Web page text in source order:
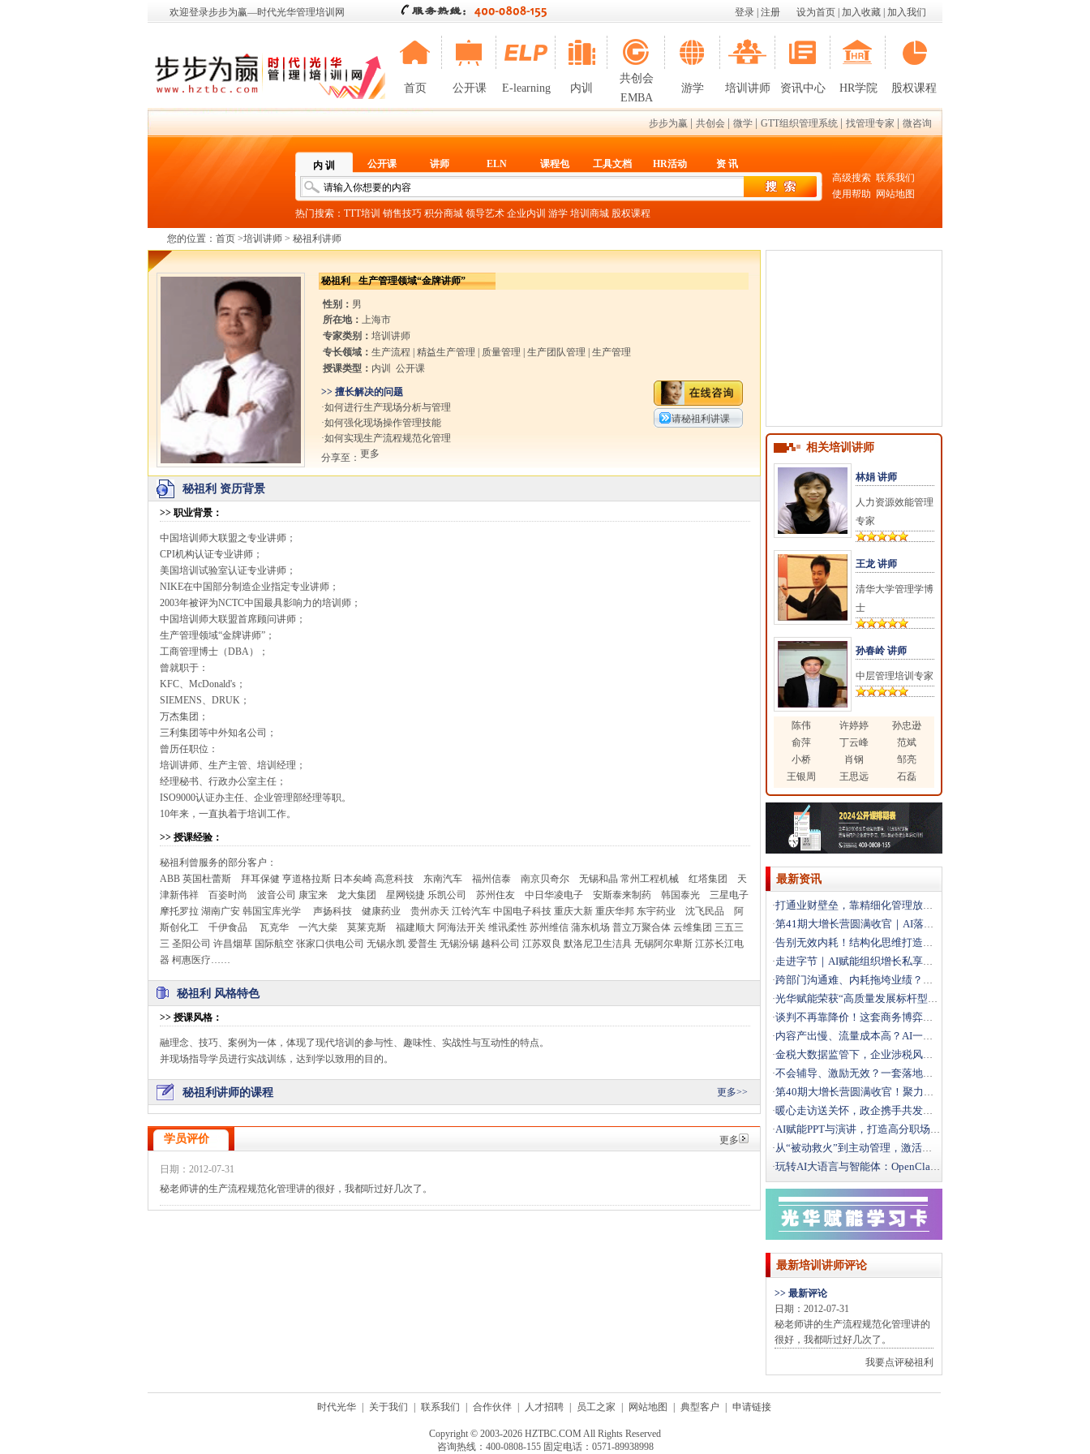
欢迎登录步步为赢—时代光华管理培训网 设为首页 加入收藏 加入我们
登录 注册
首页 公开课 E-learning 内训
共创会
EMBA
游学 培训讲师 资讯中心 HR学院 股权课程
步步为赢 共创会 微学 GTT组织管理系统 找管理专家 微咨询
内 训 公开课 讲师 ELN 课程包 工具文档 HR活动 资 讯
热门搜索： TTT培训 销售技巧 积分商城 领导艺术 企业内训 游学 培训商城 股权课程
高级搜索 联系我们
使用帮助
网站地图
您的位置： 首页 >培训讲师 > 秘祖利讲师
秘祖利 生产管理领域“金牌讲师”
性别： 男
所在地： 上海市
专家类别： 培训讲师
专长领域： 生产流程 精益生产管理 质量管理 生产团队管理
生产管理
授课类型： 内训 公开课
>> 擅长解决的问题
·如何进行生产现场分析与管理
·如何强化现场操作管理技能
·如何实现生产流程规范化管理
分享至： 更多
请秘祖利讲课
秘祖利 资历背景
>> 职业背景 ：
中国培训师大联盟之专业讲师；
CPI机构认证专业讲师；
美国培训试验室认证专业讲师；
NIKE在中国部分制造企业指定专业讲师；
2003年被评为NCTC中国最具影响力的培训师；
中国培训师大联盟首席顾问讲师；
生产管理领域“金牌讲师”；
工商管理博士（DBA）；
曾就职于：
KFC、McDonald's；
SIEMENS、DRUK；
万杰集团；
三利集团等中外知名公司；
曾历任职位：
培训讲师、生产主管、培训经理；
经理秘书、行政办公室主任；
ISO9000认证办主任、企业管理部经理等职。
10年来，一直执着于培训工作。
>> 授课经验：
秘祖利曾服务的部分客户：
ABB 英国杜蕾斯 拜耳保健 亨道格拉斯 日本矣崎 高意科技 东南汽车 福州信泰 南京贝奇尔 无锡和晶 常州工程机械 红塔集团 天
津新伟祥 百姿时尚 波音公司 康宝来 龙大集团 星网锐捷 乐凯公司 苏州住友 中日华凌电子 安斯泰来制药 韩国泰光 三星电子
摩托罗拉 湖南广安 韩国宝库光学 声扬科技 健康药业 贵州赤天 江铃汽车 中国电子科技 重庆大新 重庆华邦 东宇药业 沈飞民品 阿
斯创化工 千伊食品 瓦克华 一汽大柴 莫莱克斯 福建顺大 阿海法开关 维讯柔性 苏州维信 蒲东机场 普立万聚合体 云维集团 三五三
三 圣阳公司 许昌烟草 国际航空 张家口供电公司 无锡永凯 爱普生 无锡汾锡 越科公司 江苏双良 默洛尼卫生洁具 无锡阿尔卑斯 江苏长江电
器 柯惠医疗……
秘祖利 风格特色
>> 授课风格 ：
融理念、技巧、案例为一体，体现了现代培训的参与性、趣味性、实战性与互动性的特点。
并现场指导学员进行实战训练，达到学以致用的目的。
秘祖利讲师的课程 更多>>
学员评价 更多
日期：2012-07-31
秘老师讲的生产流程规范化管理讲的很好，我都听过好几次了。
相关培训讲师
林娟 讲师
人力资源效能管理
专家
王龙 讲师
清华大学管理学博
士
孙春岭 讲师
中层管理培训专家
陈伟 许婷婷
孙忠逊
俞萍
丁云峰
范斌
小桥
肖钢
邹亮
王银周
王思远 石磊
最新资讯
·打通业财壁垒，靠精细化管理放大利润
·第41期大增长营圆满收官｜AI落地+科学经营双引擎，
·告别无效内耗！结构化思维打造高效解题团队
·走进字节｜AI赋能组织增长私享会圆满落幕，解锁结构性
·跨部门沟通难、内耗拖垮业绩？这场沙盘课教你打通跨部门
·光华赋能荣获“高质量发展标杆型企业”
·谈判不再靠降价！这套商务博弈法，直接拿下大客户
·内容产出慢、流量成本高？AI一站式搭建自动化营销体系
·金税大数据监管下，企业涉税风险如何破局？
·不会辅导、激励无效？一套落地方法打造高绩效团队
·第40期大增长营圆满收官！聚力破局，向结构性增长而行
·暖心走访送关怀，政企携手共发展｜文新街道领导莅临光华
·AI赋能PPT与演讲，打造高分职场汇报
·从“被动救火”到主动管理，激活一线班组效能
·玩转AI大语言与智能体：OpenClaw办公实战全攻
最新培训讲师评论
>> 最新评论
日期：2012-07-31
秘老师讲的生产流程规范化管理讲的
很好，我都听过好几次了。
我要点评秘祖利
时代光华 关于我们 联系我们 合作伙伴 人才招聘 员工之家 网站地图 典型客户 申请链接
Copyright © 2003-2026 HZTBC.COM All Rights Reserved
咨询热线：400-0808-155 固定电话：0571-89938998